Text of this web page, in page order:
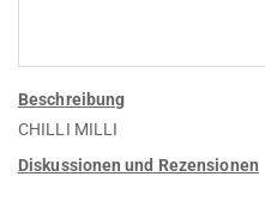
Beschreibung
CHILLI MILLI
Diskussionen und Rezensionen